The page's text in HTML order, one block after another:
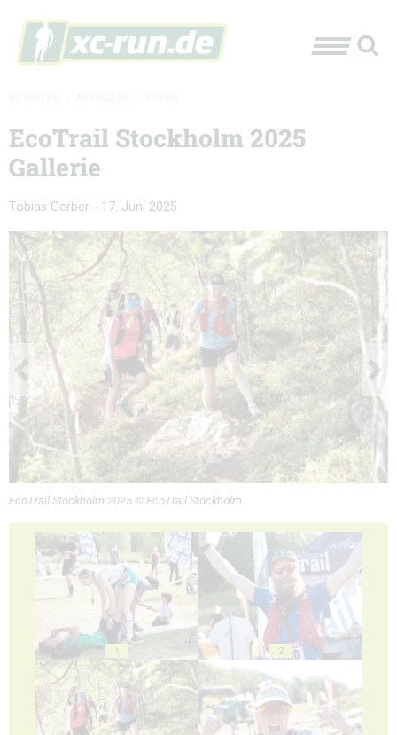
EcoTrail Stockholm 2025
Gallerie
Tobias Gerber - 17. Juni 2025
EcoTrail Stockholm 2025 © EcoTrail Stockholm
1 2